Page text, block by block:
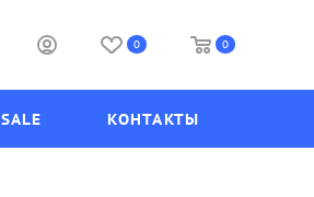
0 0
SALE КОНТАКТЫ